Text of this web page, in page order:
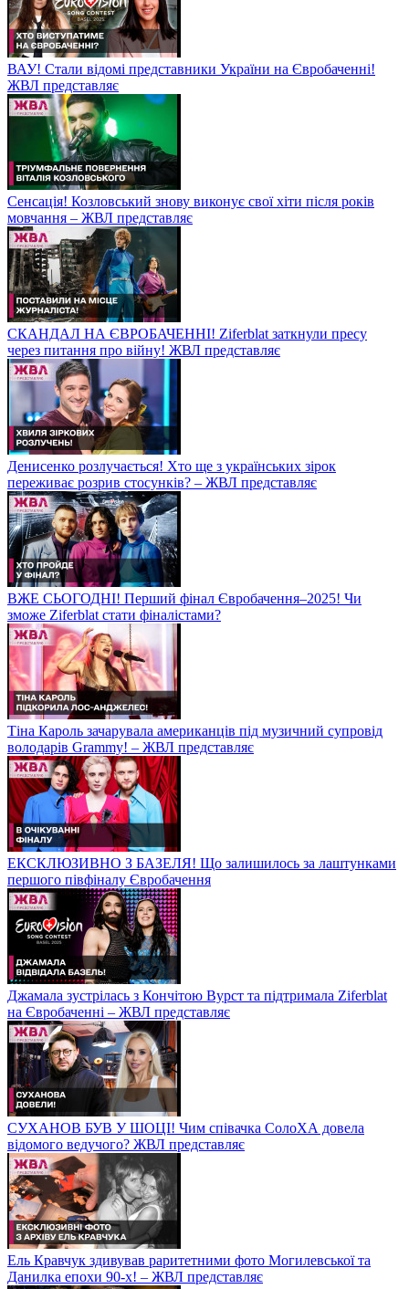
ВАУ! Стали відомі представники України на Євробаченні!
ЖВЛ представляє
Сенсація! Козловський знову виконує свої хіти після років
мовчання – ЖВЛ представляє
СКАНДАЛ НА ЄВРОБАЧЕННІ! Ziferblat заткнули пресу
через питання про війну! ЖВЛ представляє
Денисенко розлучається! Хто ще з українських зірок
переживає розрив стосунків? – ЖВЛ представляє
ВЖЕ СЬОГОДНІ! Перший фінал Євробачення–2025! Чи
зможе Ziferblat стати фіналістами?
Тіна Кароль зачарувала американців під музичний супровід
володарів Grammy! – ЖВЛ представляє
ЕКСКЛЮЗИВНО З БАЗЕЛЯ! Що залишилось за лаштунками
першого півфіналу Євробачення
Джамала зустрілась з Кончітою Вурст та підтримала Ziferblat
на Євробаченні – ЖВЛ представляє
СУХАНОВ БУВ У ШОЦІ! Чим співачка СолоХА довела
відомого ведучого? ЖВЛ представляє
Ель Кравчук здивував раритетними фото Могилевської та
Данилка епохи 90-х! – ЖВЛ представляє